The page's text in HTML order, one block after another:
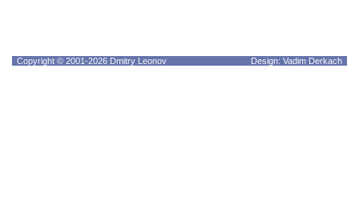
Copyright © 2001-2026 Dmitry Leonov Design: Vadim Derkach